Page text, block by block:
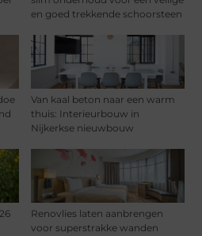
en goed trekkende schoorsteen
Van kaal beton naar een warm
thuis: Interieurbouw in
Nijkerkse nieuwbouw
Renovlies laten aanbrengen
voor superstrakke wanden